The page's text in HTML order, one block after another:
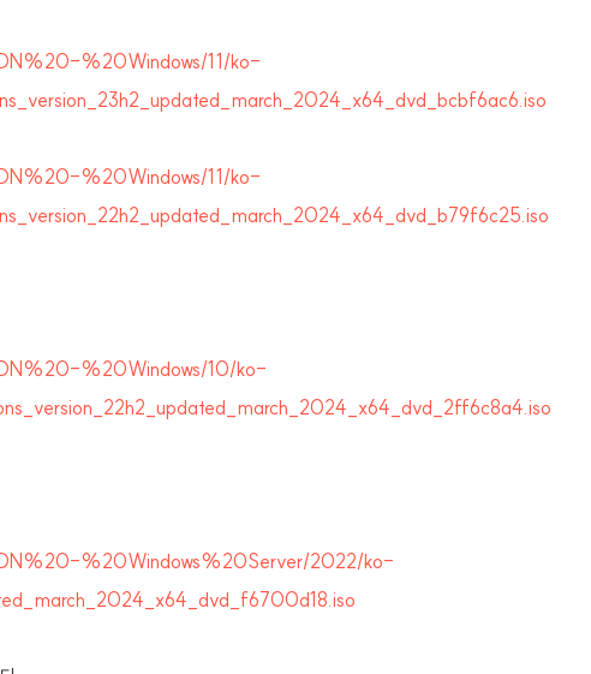
%20Windows/11/ko-
%20Windows/11/ko-
%20Windows/10/ko-
%20Windows%20Server/2022/ko-